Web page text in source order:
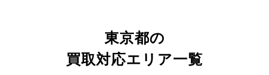
東京都の
買取対応エリア一覧